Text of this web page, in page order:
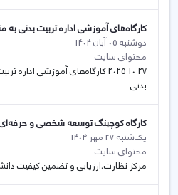
کارگاه‌های آموزشی اداره تربیت بدنی
دوشنبه 05 آبان 1404
محتوای سایت
27 10 2025 کارگاه‌های آموزشی
بدنی
کارگاه کوچینگ توسعه شخصی و
یک‌شنبه 27 مهر 1404
محتوای سایت
مرکز نظارت،ارزیابی و تضمین کیفیت